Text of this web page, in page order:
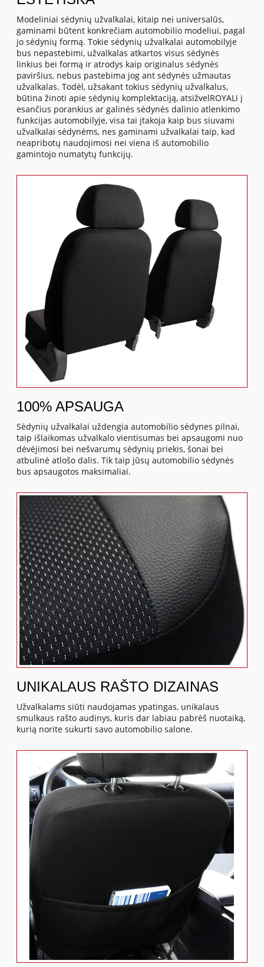
Modeliniai sėdynių užvalkalai, kitaip nei universalūs,
gaminami būtent konkrečiam automobilio modeliui, pagal
jo sėdynių formą. Tokie sėdynių užvalkalai automobilyje
bus nepastebimi, užvalkalas atkartos visus sėdynės
linkius bei formą ir atrodys kaip originalus sėdynės
paviršius, nebus pastebima jog ant sėdynės užmautas
užvalkalas. Todėl, užsakant tokius sėdynių užvalkalus,
būtina žinoti apie sėdynių komplektaciją, atsižvelROYALi į
esančius porankius ar galinės sėdynės dalinio atlenkimo
funkcijas automobilyje, visa tai įtakoja kaip bus siuvami
užvalkalai sėdynėms, nes gaminami užvalkalai taip, kad
neapribotų naudojimosi nei viena iš automobilio
gamintojo numatytų funkcijų.
100% APSAUGA
Sėdynių užvalkalai uždengia automobilio sėdynes pilnai,
taip išlaikomas užvalkalo vientisumas bei apsaugomi nuo
dėvėjimosi bei nešvarumų sėdynių priekis, šonai bei
atbulinė atlošo dalis. Tik taip jūsų automobilio sėdynės
bus apsaugotos maksimaliai.
UNIKALAUS RAŠTO DIZAINAS
Užvalkalams siūti naudojamas ypatingas, unikalaus
smulkaus rašto audinys, kuris dar labiau pabrėš nuotaiką,
kurią norite sukurti savo automobilio salone.